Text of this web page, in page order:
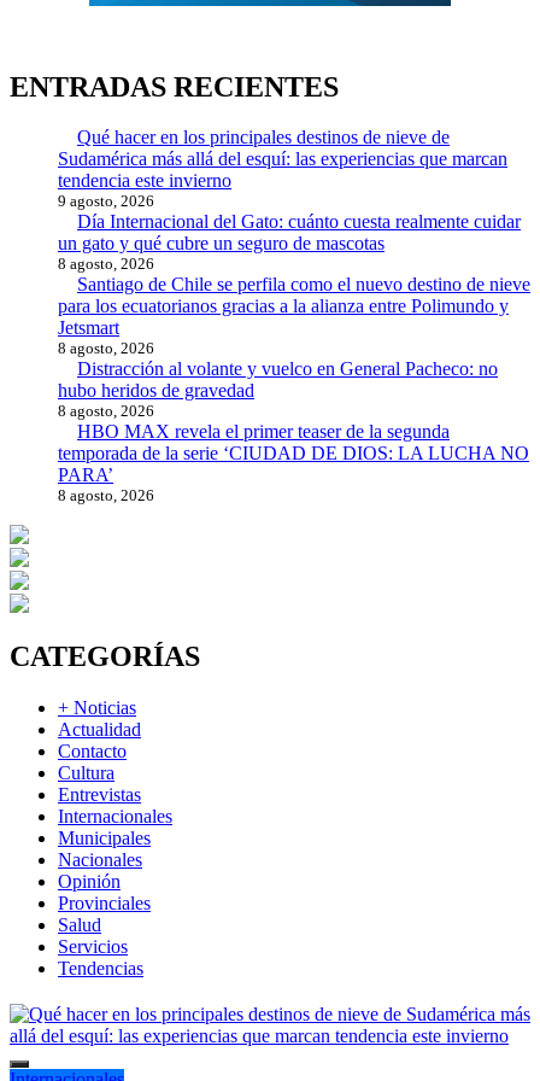
ENTRADAS RECIENTES
Qué hacer en los principales destinos de nieve de
Sudamérica más allá del esquí: las experiencias que marcan
tendencia este invierno
9 agosto, 2026
Día Internacional del Gato: cuánto cuesta realmente cuidar
un gato y qué cubre un seguro de mascotas
8 agosto, 2026
Santiago de Chile se perfila como el nuevo destino de nieve
para los ecuatorianos gracias a la alianza entre Polimundo y
Jetsmart
8 agosto, 2026
Distracción al volante y vuelco en General Pacheco: no
hubo heridos de gravedad
8 agosto, 2026
HBO MAX revela el primer teaser de la segunda
temporada de la serie ‘CIUDAD DE DIOS: LA LUCHA NO
PARA’
8 agosto, 2026
CATEGORÍAS
+ Noticias
Actualidad
Contacto
Cultura
Entrevistas
Internacionales
Municipales
Nacionales
Opinión
Provinciales
Salud
Servicios
Tendencias